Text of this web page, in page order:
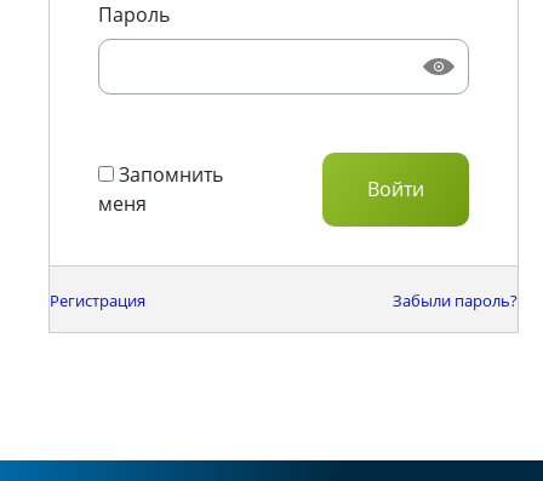
Пароль
Запомнить
меня
Регистрация Забыли пароль?